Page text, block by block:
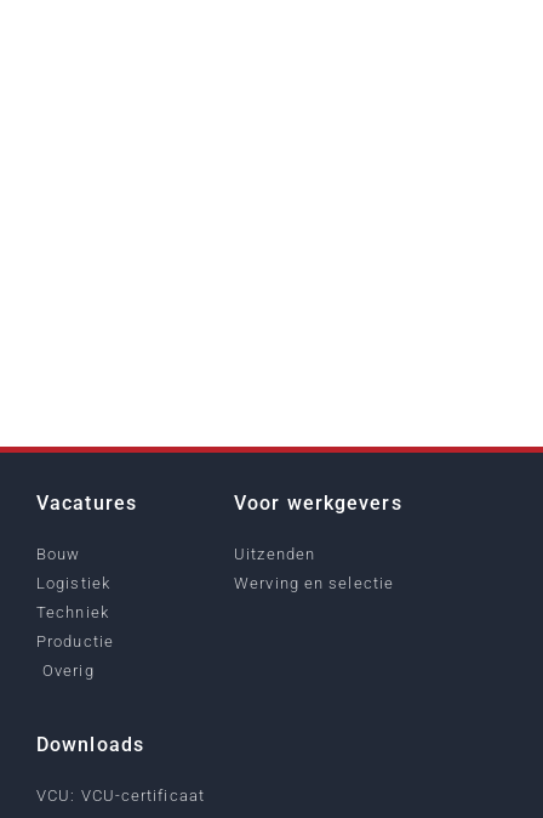
Vacatures
Bouw
Logistiek
Techniek
Productie
Overig
Voor werkgevers
Uitzenden
Werving en selectie
Downloads
VCU: VCU-certificaat